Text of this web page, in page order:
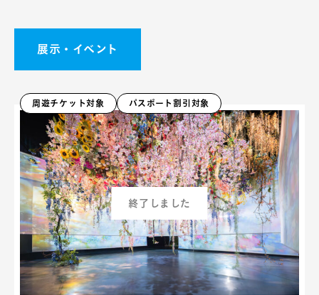
展示・イベント
周遊チケット対象 パスポート割引対象
終了しました